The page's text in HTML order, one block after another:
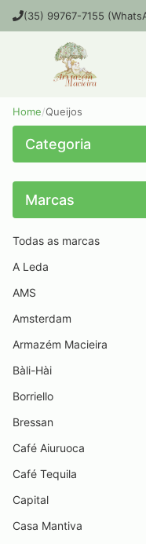
(35) 99767-7155
Home/Queijos
Categoria
Marcas
Todas as marcas
A Leda
AMS
Amsterdam
Armazém Macieira
Bàli-Hài
Borriello
Bressan
Café Aiuruoca
Café Tequila
Capital
Casa Mantiva